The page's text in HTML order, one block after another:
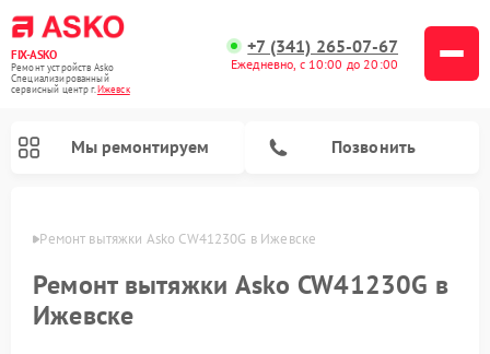
FIX-ASKO
Ремонт устройств Asko
Специализированный
cервисный центр г.Ижевск
+7 (341) 265-07-67
Ежедневно, с 10:00 до 20:00
Мы ремонтируем Позвонить
Ремонт вытяжки Asko CW41230G в Ижевске
Ремонт вытяжки Asko CW41230G в
Ижевске